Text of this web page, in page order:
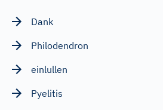
Dank
Philodendron
einlullen
Pyelitis